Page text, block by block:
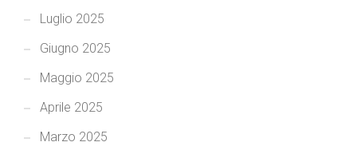
Luglio 2025
Giugno 2025
Maggio 2025
Aprile 2025
Marzo 2025